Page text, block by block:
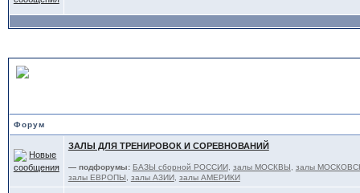
Форум
ЗАЛЫ ДЛЯ ТРЕНИРОВОК И СОРЕВНОВАНИЙ
— подфорумы: БАЗЫ сборной РОССИИ, залы МОСКВЫ
залы
залы ЕВРОПЫ
залы АЗИИ, залы АМЕРИКИ